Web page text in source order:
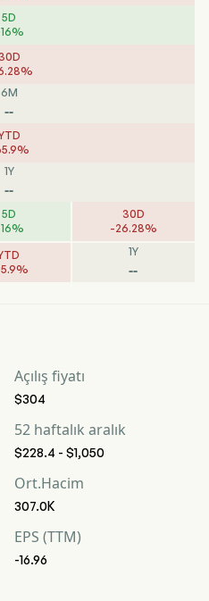
5D
16%
30D
%
6M
--
%
1Y
--
5D
16%
30D
-26.28%
%
1Y
--
Açılış fiyatı
$304
52 haftalık aralık
$228.4 - $1,050
Ort.Hacim
307.0K
EPS (TTM)
-16.96